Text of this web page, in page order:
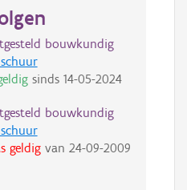
bouwkundig
sinds 14-05-2024
bouwkundig
geldigvan 24-09-2009